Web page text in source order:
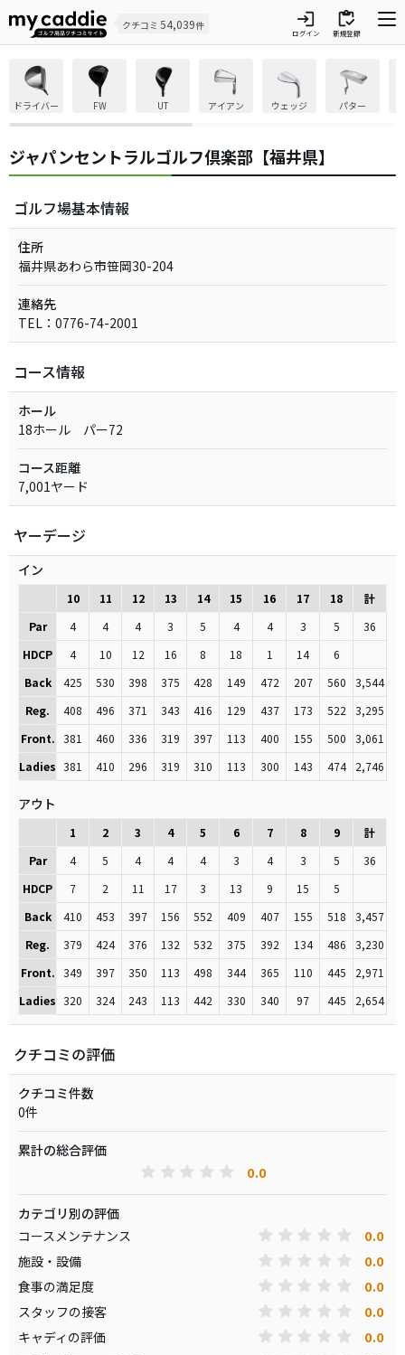
クチコミ 54,039件 login
ログイン
inventory
新規登録
ドライバー FW UT アイアン ウェッジ パター
ジャパンセントラルゴルフ倶楽部【福井県】
ゴルフ場基本情報
住所
福井県あわら市笹岡30-204
連絡先
TEL：0776-74-2001
コース情報
ホール
18ホール パー72
コース距離
7,001ヤード
ヤーデージ
イン
10 11 12 13 14 15 16 17 18
計
Par
4 4 4 3 5 4 4 3 5
36
HDCP
4 10 12 16 8 18 1 14
6
Back
425 530 398 375 428 149 472 207 560
3,544
Reg.
408 496 371 343 416 129 437 173 522
3,295
Front. 381 460 336 319 397 113 400 155 500
3,061
Ladies 381 410 296 319 310 113 300 143 474 2,746
アウト
1 2 3 4 5 6 7 8 9
計
Par
4 5 4 4 4 3 4 3 5
36
HDCP
7 2 11 17 3 13 9 15
5
Back
410 453 397 156 552 409 407 155 518
3,457
Reg.
379 424 376 132 532 375 392 134 486
3,230
Front. 349 397 350 113 498 344 365 110 445
2,971
Ladies 320 324 243 113 442 330 340 97 445 2,654
クチコミの評価
クチコミ件数
0件
累計の総合評価
0.0
カテゴリ別の評価
コースメンテナンス
0.0
施設・設備 0.0
食事の満足度 0.0
スタッフの接客 0.0
キャディの評価 0.0